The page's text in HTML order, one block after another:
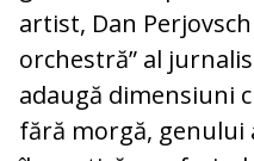
artist, Dan
orchestră” al
adaugă dimensiuni
fără morgă, genului